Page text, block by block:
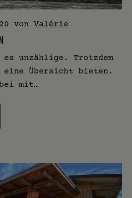
von Valérie
unzählige. Trotzdem
eine Übersicht bieten.
mit…